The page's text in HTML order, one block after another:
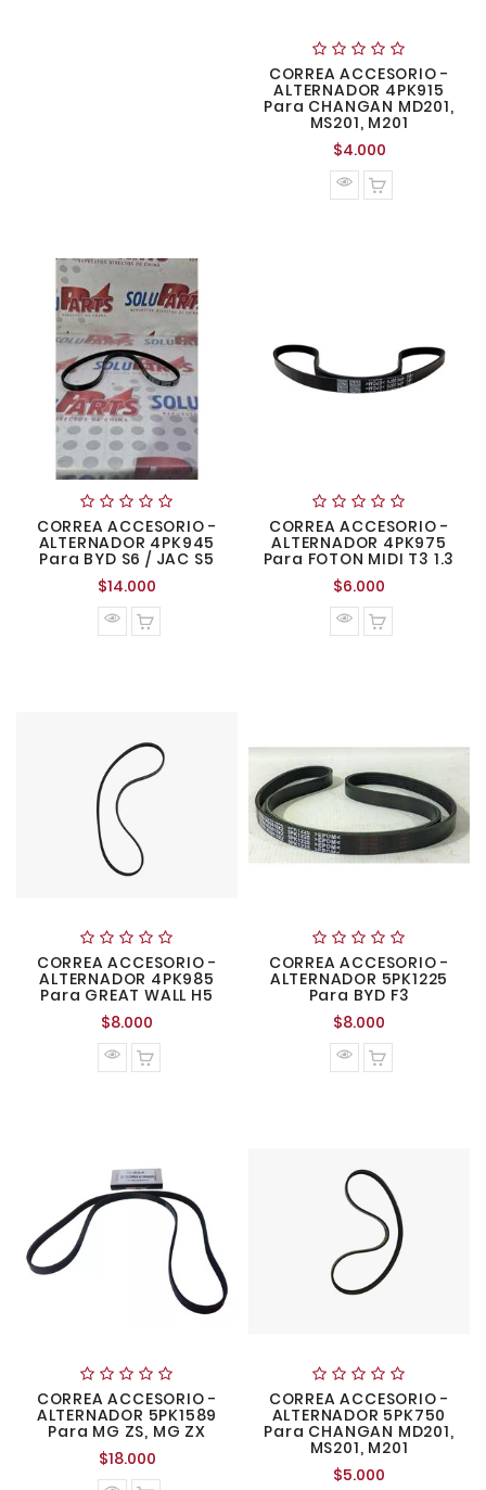
CORREA ACCESORIO -
ALTERNADOR 4PK915
Para CHANGAN MD201,
MS201, M201
$4.000Precio
normal
CORREA ACCESORIO -
ALTERNADOR 4PK945
Para BYD S6 / JAC S5
$14.000
normal
CORREA ACCESORIO -
ALTERNADOR 4PK975
Para FOTON MIDI T3 1.3
$6.000
normal
CORREA ACCESORIO -
ALTERNADOR 4PK985
Para GREAT WALL H5
$8.000
normal
CORREA ACCESORIO -
ALTERNADOR 5PK1225
Para BYD F3
$8.000
normal
CORREA ACCESORIO -
ALTERNADOR 5PK1589
Para MG ZS, MG ZX
$18.000Precio
normal
CORREA ACCESORIO -
ALTERNADOR 5PK750
Para CHANGAN MD201,
MS201, M201
$5.000